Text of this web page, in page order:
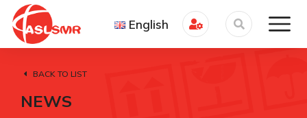
English
BACK TO LIST
NEWS